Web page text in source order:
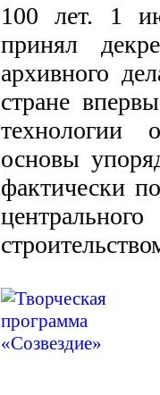
100 лет. 1
принял
архивного
стране
технологии
основы
фактически